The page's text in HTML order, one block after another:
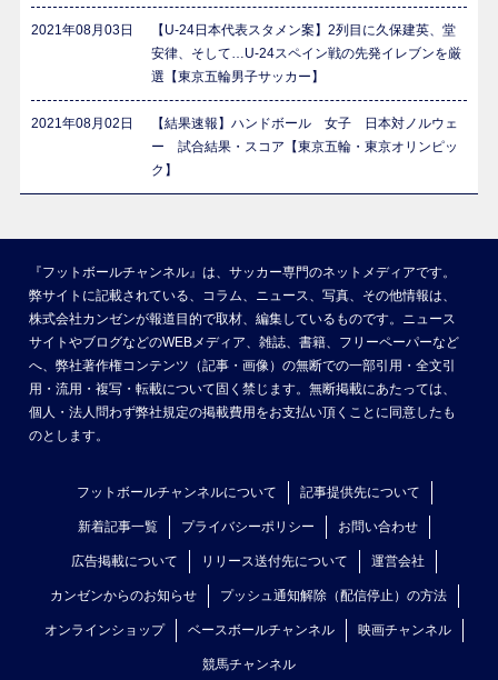
2021年08月03日
【U-24日本代表スタメン案】2列目に久保建英、堂
安律、そして…U-24スペイン戦の先発イレブンを厳
選【東京五輪男子サッカー】
2021年08月02日
【結果速報】ハンドボール 女子 日本対ノルウェ
ー 試合結果・スコア【東京五輪・東京オリンピッ
ク】
『フットボールチャンネル』は、サッカー専門のネットメディアです。
弊サイトに記載されている、コラム、ニュース、写真、その他情報は、
株式会社カンゼンが報道目的で取材、編集しているものです。ニュース
サイトやブログなどのWEBメディア、雑誌、書籍、フリーペーパーなど
へ、弊社著作権コンテンツ（記事・画像）の無断での一部引用・全文引
用・流用・複写・転載について固く禁じます。無断掲載にあたっては、
個人・法人問わず弊社規定の掲載費用をお支払い頂くことに同意したも
のとします。
フットボールチャンネルについて 記事提供先について
新着記事一覧 プライバシーポリシー お問い合わせ
広告掲載について リリース送付先について 運営会社
カンゼンからのお知らせ プッシュ通知解除（配信停止）の方法
オンラインショップ ベースボールチャンネル 映画チャンネル
競馬チャンネル